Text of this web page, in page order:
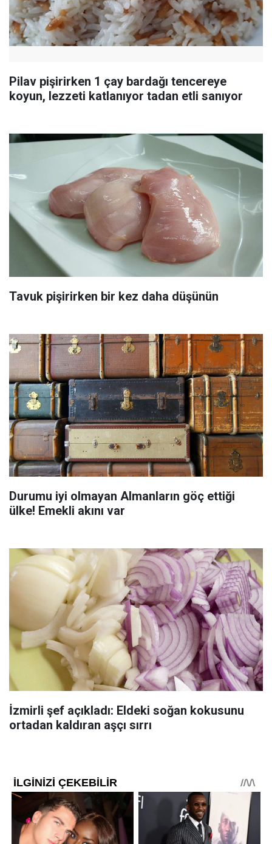
Pilav pişirirken 1 çay bardağı tencereye
koyun, lezzeti katlanıyor tadan etli sanıyor
Tavuk pişirirken bir kez daha düşünün
Durumu iyi olmayan Almanların göç ettiği
ülke! Emekli akını var
İzmirli şef açıkladı: Eldeki soğan kokusunu
ortadan kaldıran aşçı sırrı